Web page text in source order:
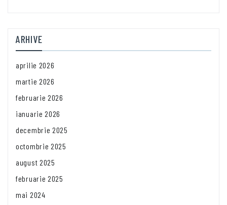
ARHIVE
aprilie 2026
martie 2026
februarie 2026
ianuarie 2026
decembrie 2025
octombrie 2025
august 2025
februarie 2025
mai 2024